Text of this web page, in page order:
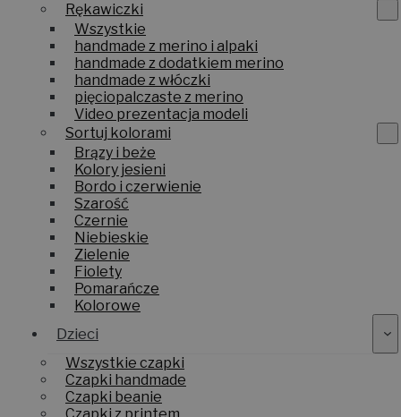
Rękawiczki
Wszystkie
handmade z merino i alpaki
handmade z dodatkiem merino
handmade z włóczki
pięciopalczaste z merino
Video prezentacja modeli
Sortuj kolorami
Brązy i beże
Kolory jesieni
Bordo i czerwienie
Szarość
Czernie
Niebieskie
Zielenie
Fiolety
Pomarańcze
Kolorowe
Dzieci
Wszystkie czapki
Czapki handmade
Czapki beanie